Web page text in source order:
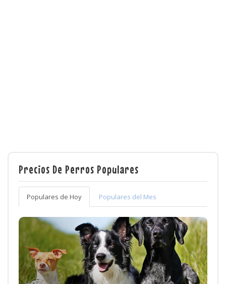
Precios De Perros Populares
Populares de Hoy Populares del Mes